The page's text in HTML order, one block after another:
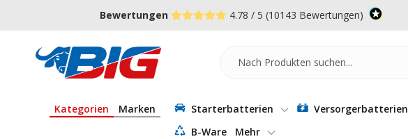
Zum Menü springen
Fußzeile springen
Barrierefreiheits-Widget öffnen
Bewertungen 4.78 / 5 (10143 Bewertungen)
Batterie-
Industrie-
Kategorien Marken Starterbatterien Versorgerbatterien
B-Ware
Mehr